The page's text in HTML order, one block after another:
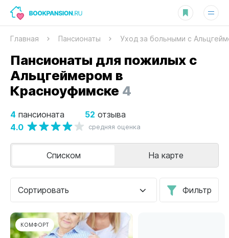
Главная Пансионаты Уход за больными с
Пансионаты для пожилых с
Альцгеймером в
Красноуфимске 4
4 пансионата 52 отзыва
4.0 средняя оценка
Сортировать Фильтр
Списком На карте
КОМФОРТ